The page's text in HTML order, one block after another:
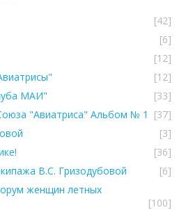
[42]
[6]
[12]
[12]
МАИ"
[33]
"Авиатриса" Альбом № 1
[37]
[3]
[36]
В.С. Гризодубовой
[6]
женщин летных
[100]